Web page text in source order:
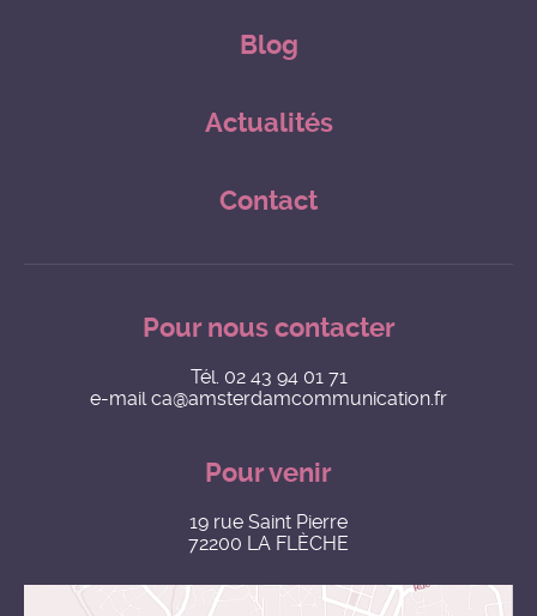
Blog
Actualités
Contact
Pour nous contacter
Tél. 02 43 94 01 71
e-mailca@amsterdamcommunication.fr
Pour venir
19 rue Saint Pierre
72200 LA FLÈCHE